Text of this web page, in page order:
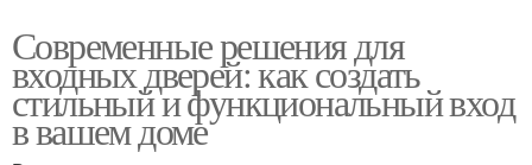
Современные решения для
входных дверей: как создать
стильный и функциональный вход
в вашем доме